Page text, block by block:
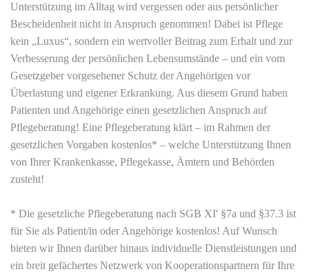
Unterstützung im Alltag wird vergessen oder aus persönlicher
Bescheidenheit nicht in Anspruch genommen! Dabei ist Pflege
kein „Luxus“, sondern ein wertvoller Beitrag zum Erhalt und zur
Verbesserung der persönlichen Lebensumstände – und ein vom
Gesetzgeber vorgesehener Schutz der Angehörigen vor
Überlastung und eigener Erkrankung. Aus diesem Grund haben
Patienten und Angehörige einen gesetzlichen Anspruch auf
Pflegeberatung! Eine Pflegeberatung klärt – im Rahmen der
gesetzlichen Vorgaben kostenlos* – welche Unterstützung Ihnen
von Ihrer Krankenkasse, Pflegekasse, Ämtern und Behörden
zusteht!
* Die gesetzliche Pflegeberatung nach SGB XI' §7a und §37.3 ist
für Sie als Patient/in oder Angehörige kostenlos! Auf Wunsch
bieten wir Ihnen darüber hinaus individuelle Dienstleistungen und
ein breit gefächertes Netzwerk von Kooperationspartnern für Ihre